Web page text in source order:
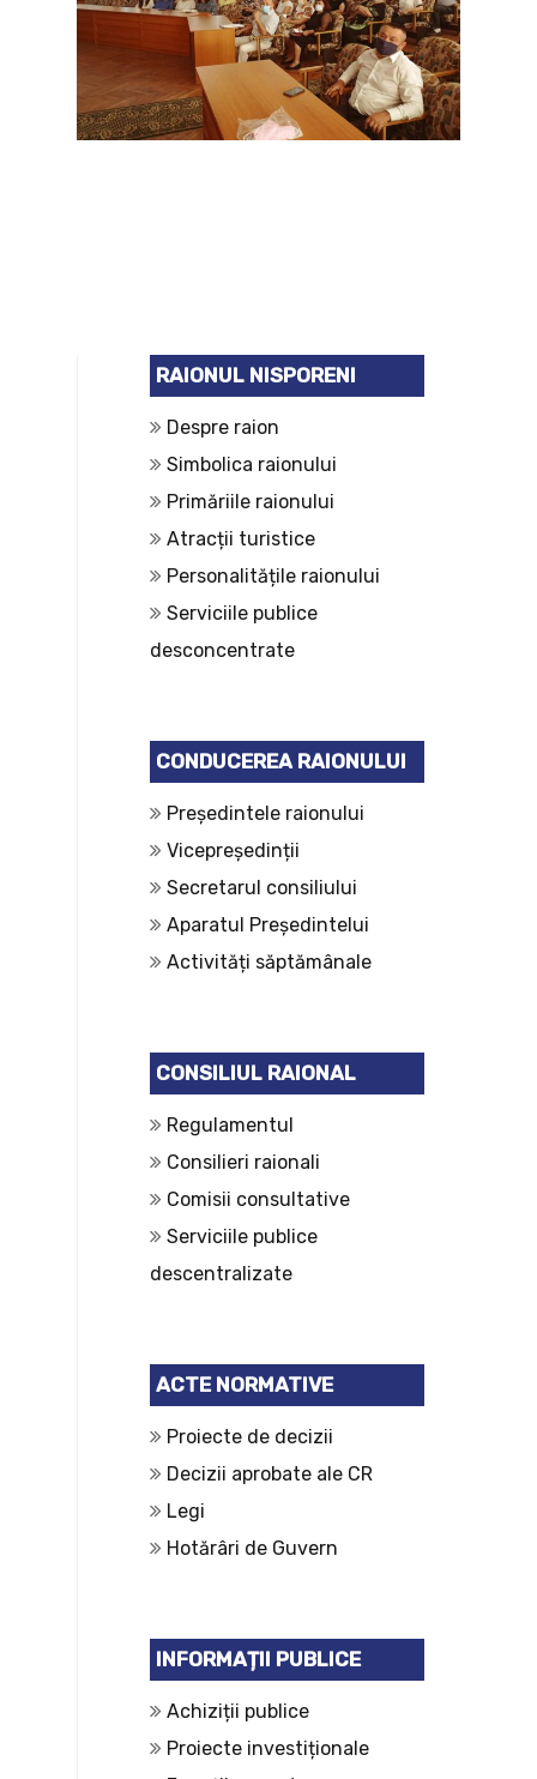
RAIONUL NISPORENI
Despre raion
Simbolica raionului
Primăriile raionului
Atracții turistice
Personalitățile raionului
Serviciile publice
desconcentrate
CONDUCEREA RAIONULUI
Președintele raionului
Vicepreședinții
Secretarul consiliului
Aparatul Președintelui
Activități săptămânale
CONSILIUL RAIONAL
Regulamentul
Consilieri raionali
Comisii consultative
Serviciile publice
descentralizate
ACTE NORMATIVE
Proiecte de decizii
Decizii aprobate ale CR
Legi
Hotărâri de Guvern
INFORMAȚII PUBLICE
Achiziții publice
Proiecte investiționale